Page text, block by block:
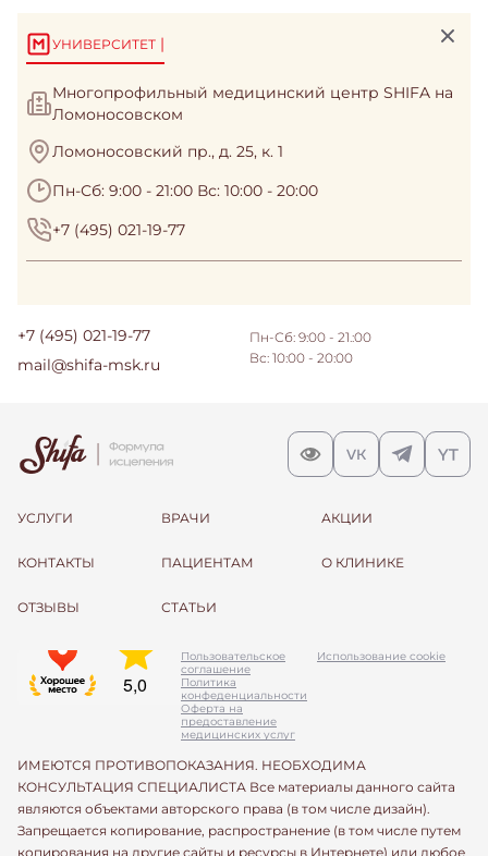
УНИВЕРСИТЕТ |
Многопрофильный медицинский центр SHIFA на
Ломоносовском
Ломоносовский пр., д. 25, к. 1
Пн-Сб: 9:00 - 21:00 Вс: 10:00 - 20:00
+7 (495) 021-19-77
+7 (495) 021-19-77
mail@shifa-msk.ru
Пн-Сб: 9:00 - 21.:00
Вс: 10:00 - 20:00
УСЛУГИ ВРАЧИ АКЦИИ
КОНТАКТЫ ПАЦИЕНТАМ О КЛИНИКЕ
ОТЗЫВЫ СТАТЬИ
Пользовательское
соглашение
Политика
конфеденциальности
Оферта на
предоставление
медицинских услуг
Использование cookie
ИМЕЮТСЯ ПРОТИВОПОКАЗАНИЯ. НЕОБХОДИМА
КОНСУЛЬТАЦИЯ СПЕЦИАЛИСТА Все материалы данного сайта
являются объектами авторского права (в том числе дизайн).
Запрещается копирование, распространение (в том числе путем
копирования на другие сайты и ресурсы в Интернете) или любое